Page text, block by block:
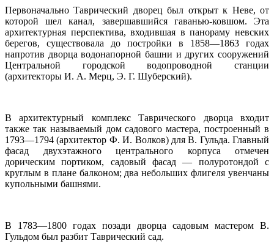
Первоначально Таврический дворец был открыт к Неве, от
которой шел канал, завершавшийся гаванью-ковшом. Эта
архитектурная перспектива, входившая в панораму невских
берегов, существовала до постройки в 1858—1863 годах
напротив дворца водонапорной башни и других сооружений
Центральной городской водопроводной станции
(архитекторы И. А. Мерц, Э. Г. Шуберский).
В архитектурный комплекс Таврического дворца входит
также так называемый дом садового мастера, построенный в
1793—1794 (архитектор Ф. И. Волков) для В. Гульда. Главный
фасад двухэтажного центрального корпуса отмечен
дорическим портиком, садовый фасад — полуротондой с
круглым в плане балконом; два небольших флигеля увенчаны
купольными башнями.
В 1783—1800 годах позади дворца садовым мастером В.
Гульдом был разбит Таврический сад.